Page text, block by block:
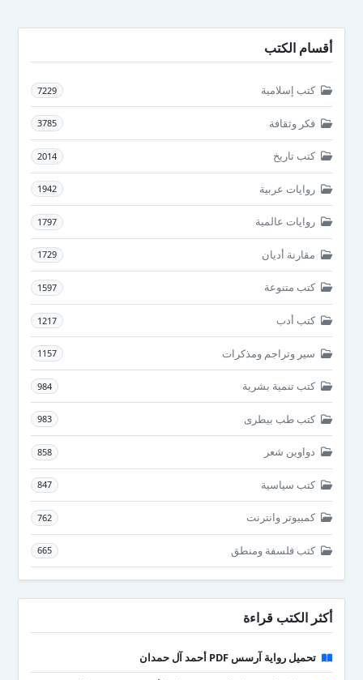
أقسام الكتب
كتب إسلامية 7229
فكر وثقافة 3785
كتب تاريخ 2014
روايات عربية 1942
روايات عالمية 1797
مقارنة أديان 1729
كتب متنوعة 1597
كتب أدب 1217
سير وتراجم ومذكرات 1157
كتب تنمية بشرية 984
كتب طب بيطرى 983
دواوين شعر 858
كتب سياسية 847
كمبيوتر وانترنت 762
كتب فلسفة ومنطق 665
أكثر الكتب قراءة
تحميل رواية آرسس PDF أحمد آل حمدان